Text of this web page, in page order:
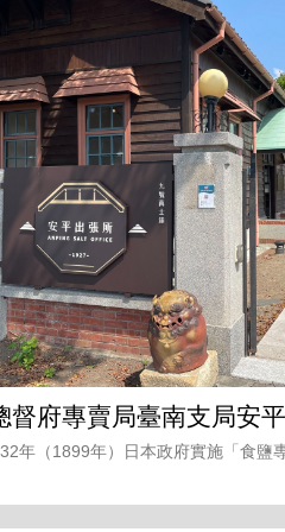
督府專賣局臺南支局安
年（1899年）日本政府實施「食鹽